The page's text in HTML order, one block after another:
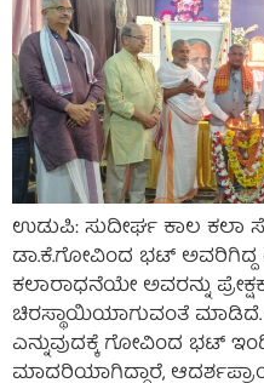
ಉಡುಪಿ: ಸುದೀರ್ಘ ಕಾಲ ಕಲಾ
ಡಾ.ಕೆ.ಗೋವಿಂದ ಭಟ್ ಅವರಿಗಿದ್ದ
ಕಲಾರಾಧನೆಯೇ ಅವರನ್ನು
ಚಿರಸ್ಥಾಯಿಯಾಗುವಂತೆ ಮಾಡಿದೆ.
ಎನ್ನುವುದಕ್ಕೆ ಗೋವಿಂದ ಭಟ್
ಮಾದರಿಯಾಗಿದ್ದಾರೆ,